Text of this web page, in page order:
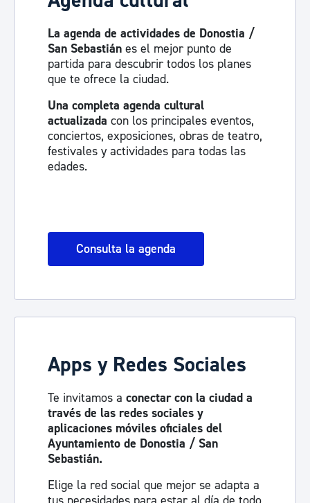
La agenda de actividades de Donostia /
San Sebastián es el mejor punto de
partida para descubrir todos los planes
que te ofrece la ciudad.
Una completa agenda cultural
actualizada con los principales eventos,
conciertos, exposiciones, obras de teatro,
festivales y actividades para todas las
edades.
Consulta la agenda
Apps y Redes Sociales
Te invitamos a conectar con la ciudad a
través de las redes sociales y
aplicaciones móviles oficiales del
Ayuntamiento de Donostia / San
Sebastián.
Elige la red social que mejor se adapta a